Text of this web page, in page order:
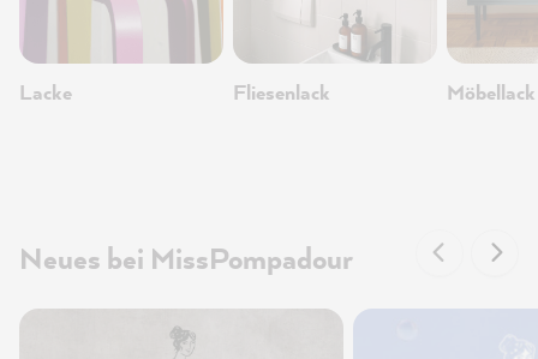
Lacke Fliesenlack Möbellack
Neues bei MissPompadour